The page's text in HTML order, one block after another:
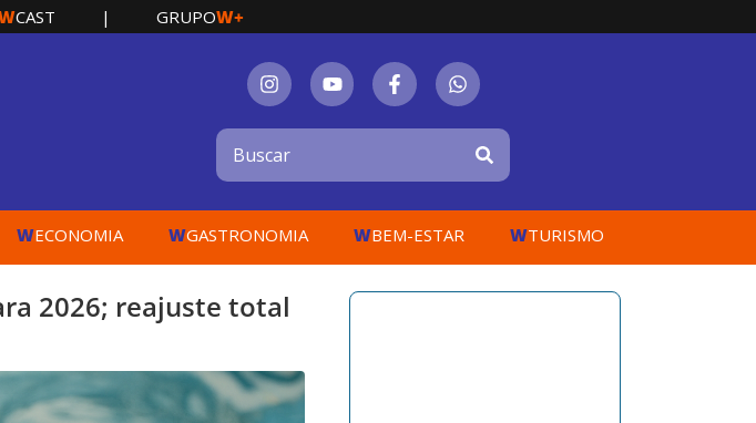
CAST | GRUPOW+
WECONOMIA WGASTRONOMIA WBEM-ESTAR WTURISMO
2026; reajuste total